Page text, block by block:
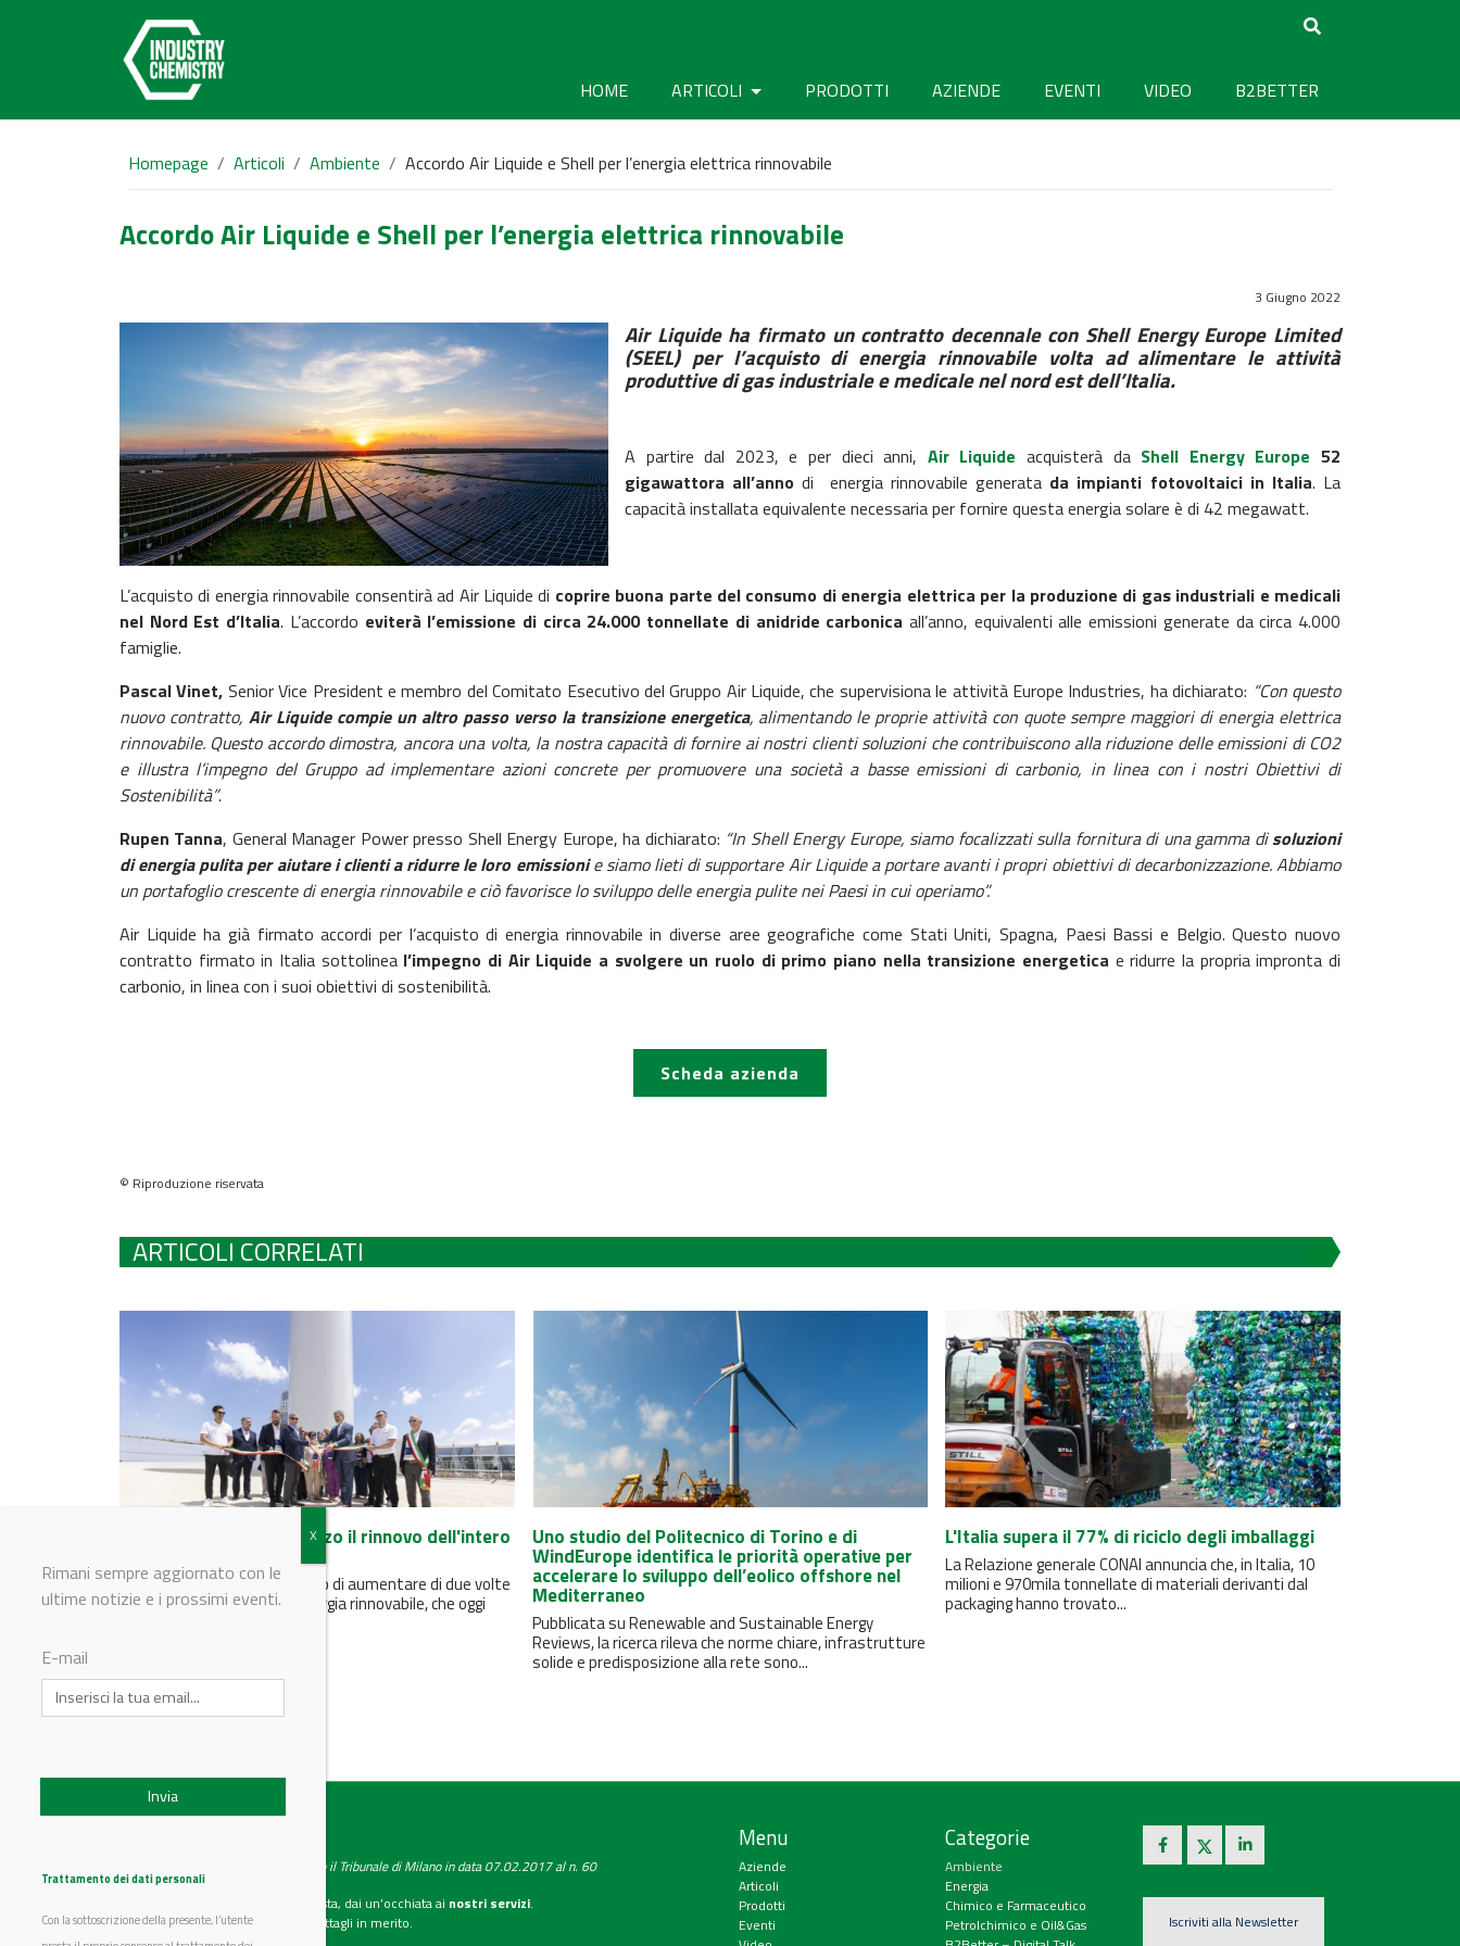
HOME ARTICOLI PRODOTTI AZIENDE EVENTI VIDEO B2BETTER
Homepage Articoli Ambiente Accordo Air Liquide e Shell per l’energia elettrica rinnovabile
Accordo Air Liquide e Shell per l’energia elettrica rinnovabile
3 Giugno 2022
Air Liquide ha firmato un contratto decennale con Shell Energy Europe Limited
(SEEL) per l’acquisto di energia rinnovabile volta ad alimentare le attività
produttive di gas industriale e medicale nel nord est dell’Italia.
A partire dal 2023, e per dieci anni, Air Liquide acquisterà da Shell Energy Europe 52
gigawattora all’anno di energia rinnovabile generata da impianti fotovoltaici in Italia. La
capacità installata equivalente necessaria per fornire questa energia solare è di 42 megawatt.
L’acquisto di energia rinnovabile consentirà ad Air Liquide di coprire buona parte del consumo di energia elettrica per la produzione di gas industriali e medicali
nel Nord Est d’Italia. L’accordo eviterà l’emissione di circa 24.000 tonnellate di anidride carbonica all’anno, equivalenti alle emissioni generate da circa 4.000
famiglie.
Pascal Vinet, Senior Vice President e membro del Comitato Esecutivo del Gruppo Air Liquide, che supervisiona le attività Europe Industries, ha dichiarato: “Con questo
nuovo contratto, Air Liquide compie un altro passo verso la transizione energetica, alimentando le proprie attività con quote sempre maggiori di energia elettrica
rinnovabile. Questo accordo dimostra, ancora una volta, la nostra capacità di fornire ai nostri clienti soluzioni che contribuiscono alla riduzione delle emissioni di CO2
e illustra l’impegno del Gruppo ad implementare azioni concrete per promuovere una società a basse emissioni di carbonio, in linea con i nostri Obiettivi di
Sostenibilità”.
Rupen Tanna, General Manager Power presso Shell Energy Europe, ha dichiarato: “In Shell Energy Europe, siamo focalizzati sulla fornitura di una gamma disoluzioni
di energia pulita per aiutare i clienti a ridurre le loro emissionie siamo lieti di supportare Air Liquide a portare avanti i propri obiettivi di decarbonizzazione. Abbiamo
un portafoglio crescente di energia rinnovabile e ciò favorisce lo sviluppo delle energia pulite nei Paesi in cui operiamo”.
Air Liquide ha già firmato accordi per l’acquisto di energia rinnovabile in diverse aree geografiche come Stati Uniti, Spagna, Paesi Bassi e Belgio. Questo nuovo
contratto firmato in Italia sottolinea l’impegno di Air Liquide a svolgere un ruolo di primo piano nella transizione energetica e ridurre la propria impronta di
carbonio, in linea con i suoi obiettivi di sostenibilità.
Scheda azienda
© Riproduzione riservata
ARTICOLI CORRELATI
Edison completa in Abruzzo il rinnovo dell'intero
Il rinnovamento ha consentito di aumentare di due volte
e mezzo la produzione di energia rinnovabile, che oggi
Uno studio del Politecnico di Torino e di
WindEurope identifica le priorità operative per
accelerare lo sviluppo dell’eolico offshore nel
Mediterraneo
Pubblicata su Renewable and Sustainable Energy
Reviews, la ricerca rileva che norme chiare, infrastrutture
solide e predisposizione alla rete sono...
L'Italia supera il 77% di riciclo degli imballaggi
La Relazione generale CONAI annuncia che, in Italia, 10
milioni e 970mila tonnellate di materiali derivanti dal
packaging hanno trovato...
Testata giornalistica registrata presso il Tribunale di Milano in data 07.02.2017 al n. 60
Se vuoi diventare nostro inserzionista, dai un’occhiata ai nostri servizi.
Scarica il mediakitper maggiori dettagli in merito.
Menu
Aziende
Articoli
Prodotti
Eventi
Categorie
Ambiente
Energia
Chimico e Farmaceutico
Petrolchimico e Oil&Gas
Iscriviti alla Newsletter
Rimani sempre aggiornato con le
ultime notizie e i prossimi eventi.
E-mail
Trattamento dei dati personali
Con la sottoscrizione della presente, l’utente